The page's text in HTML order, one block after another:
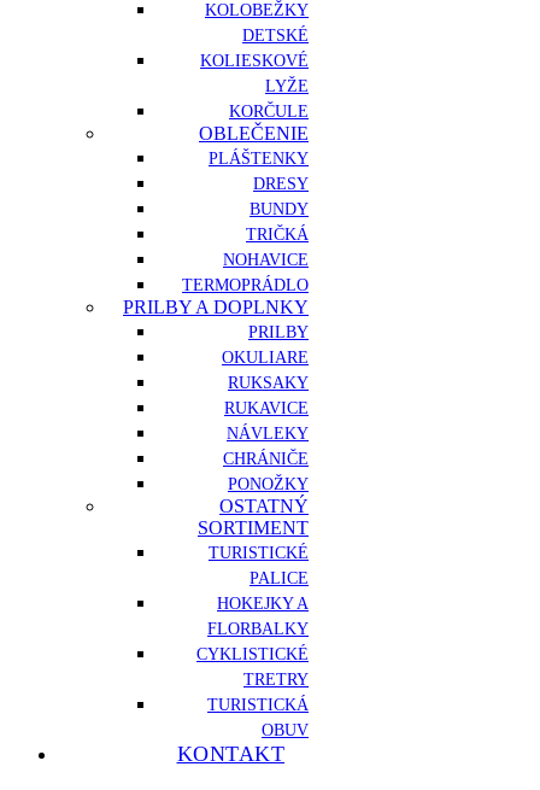
KOLOBEŽKY
DETSKÉ
KOLIESKOVÉ
LYŽE
KORČULE
OBLEČENIE
PLÁŠTENKY
DRESY
BUNDY
TRIČKÁ
NOHAVICE
TERMOPRÁDLO
PRILBY A DOPLNKY
PRILBY
OKULIARE
RUKSAKY
RUKAVICE
NÁVLEKY
CHRÁNIČE
PONOŽKY
OSTATNÝ
SORTIMENT
TURISTICKÉ
PALICE
HOKEJKY A
FLORBALKY
CYKLISTICKÉ
TRETRY
TURISTICKÁ
OBUV
KONTAKT